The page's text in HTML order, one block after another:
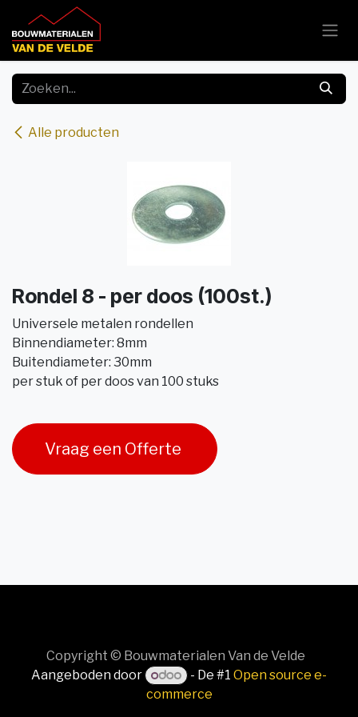
Overslaan naar inhoud
Alle producten
Rondel 8 - per doos (100st.)
Universele metalen rondellen
Binnendiameter: 8mm
Buitendiameter: 30mm
per stuk of per doos van 100 stuks
Vraag een Offerte
Copyright © Bouwmaterialen Van de Velde
Aangeboden door
- De #1Open source e-
commerce